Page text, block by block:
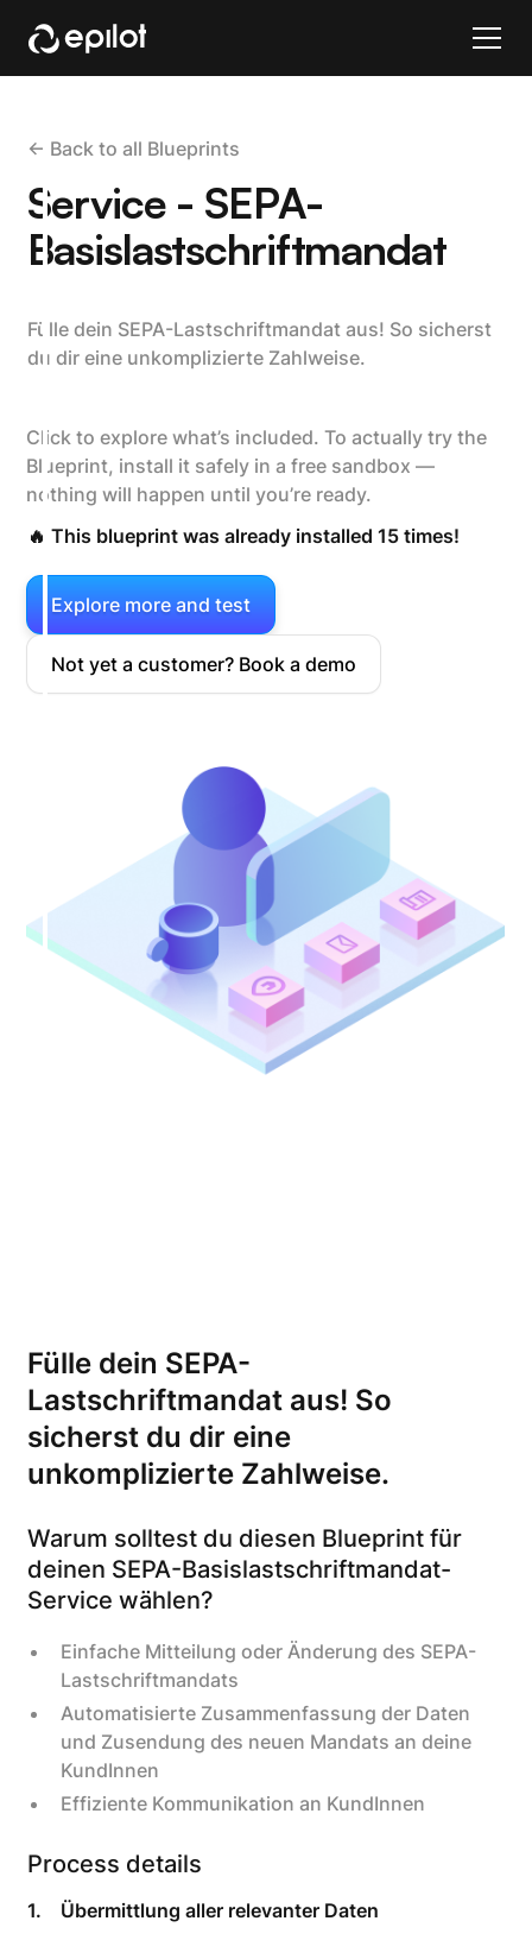
<- Back to all Blueprints
Service - SEPA-
Basislastschriftmandat
Fülle dein SEPA-Lastschriftmandat aus! So sicherst
du dir eine unkomplizierte Zahlweise.
Click to explore what’s included. To actually try the
Blueprint, install it safely in a free sandbox —
nothing will happen until you’re ready.
🔥 This blueprint was already installed 15 times!
Explore more and test
Not yet a customer? Book a demo
Fülle dein SEPA-
Lastschriftmandat aus! So
sicherst du dir eine
unkomplizierte Zahlweise.
Warum solltest du diesen Blueprint für
deinen SEPA-Basislastschriftmandat-
Service wählen?
Einfache Mitteilung oder Änderung des SEPA-
Lastschriftmandats
Automatisierte Zusammenfassung der Daten
und Zusendung des neuen Mandats an deine
KundInnen
Effiziente Kommunikation an KundInnen
Process details
1. Übermittlung aller relevanter Daten